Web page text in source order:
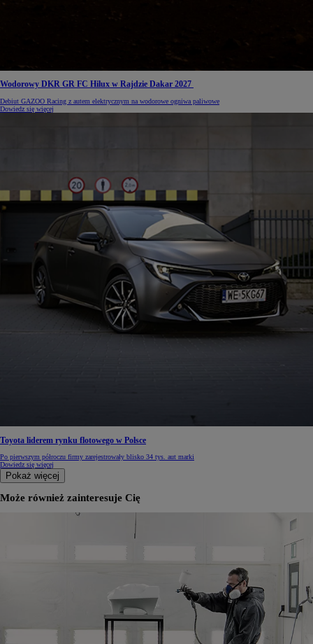
Wodorowy DKR GR FC Hilux w Rajdzie Dakar 2027
Debiut GAZOO Racing z autem elektrycznym na wodorowe ogniwa paliwowe
Dowiedz się więcej
Toyota liderem rynku flotowego w Polsce
Po pierwszym półroczu firmy zarejestrowały blisko 34 tys. aut marki
Dowiedz się więcej
Pokaż więcej
Może również zainteresuje Cię